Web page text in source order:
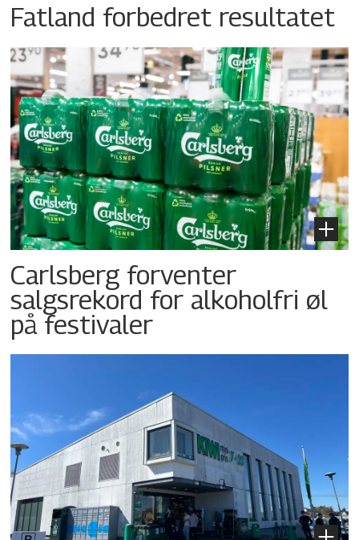
Fatland forbedret resultatet
Carlsberg forventer
salgsrekord for alkoholfri øl
på festivaler